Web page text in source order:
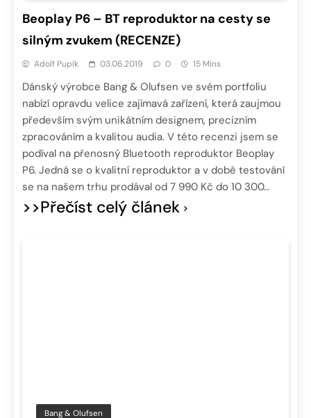
Beoplay P6 – BT reproduktor na cesty se
silným zvukem (RECENZE)
Adolf Pupík 03.06.2019 0 15 Mins
Dánský výrobce Bang & Olufsen ve svém portfoliu
nabízí opravdu velice zajímavá zařízení, která zaujmou
především svým unikátním designem, precizním
zpracováním a kvalitou audia. V této recenzi jsem se
podíval na přenosný Bluetooth reproduktor Beoplay
P6. Jedná se o kvalitní reproduktor a v době testování
se na našem trhu prodával od 7 990 Kč do 10 300…
>>Přečíst celý článek
Bang & Olufsen